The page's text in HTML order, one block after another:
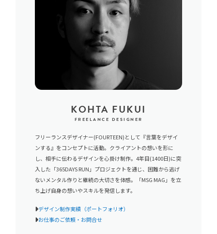
KOHTA FUKUI
FREELANCE DESIGNER
フリーランスデザイナー(FOURTEEN)として『言葉をデザイ
ンする』をコンセプトに活動。クライアントの想いを形に
し、相手に伝わるデザインを心掛け制作。4年目(1400日)に突
入した「365DAYS RUN」プロジェクトを通じ、困難から逃げ
ないメンタル作りと継続の大切さを体感。「MSG MAG」を立
ち上げ自身の想いやスキルを発信します。
デザイン制作実績（ポートフォリオ）
お仕事のご依頼・お問合せ